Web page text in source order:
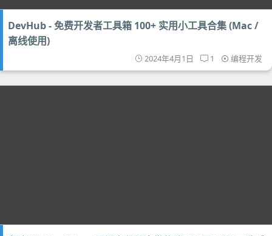
DevHub - 免费开发者工具箱 100+ 实用小工具合集 (Mac /
离线使用)
2024年4月1日 1 编程开发